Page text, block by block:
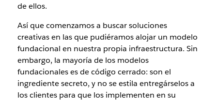
de ellos.
Así que comenzamos a buscar soluciones
creativas en las que pudiéramos alojar un modelo
fundacional en nuestra propia infraestructura. Sin
embargo, la mayoría de los modelos
fundacionales es de código cerrado: son el
ingrediente secreto, y no se estila entregárselos a
los clientes para que los implementen en su